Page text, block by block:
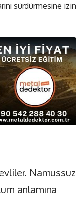
sürdürmesine izin
Namussuz
anlamına